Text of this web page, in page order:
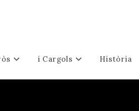
i Cargols Història